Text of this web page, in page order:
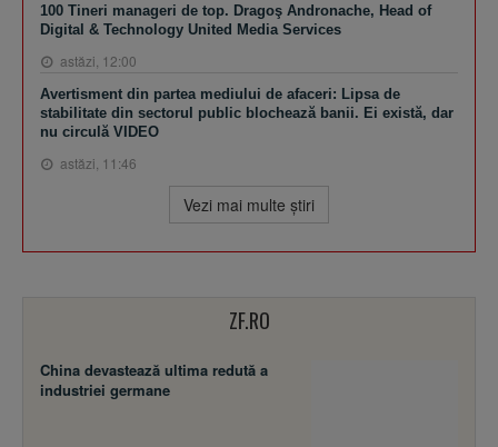
100 Tineri manageri de top. Dragoş Andronache, Head of
Digital & Technology United Media Services
astăzi, 12:00
Avertisment din partea mediului de afaceri: Lipsa de
stabilitate din sectorul public blochează banii. Ei există, dar
nu circulă VIDEO
astăzi, 11:46
Vezi mai multe ştiri
ZF.RO
China devastează ultima redută a
industriei germane